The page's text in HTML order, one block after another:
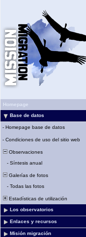
Homepage
Base de datos
- Homepage base de datos
- Condiciones de uso del sitio web
Observaciones
- Síntesis anual
Galerías de fotos
- Todas las fotos
Estadísticas de utilización
Los observatorios
Enlaces y recursos
Misión migración